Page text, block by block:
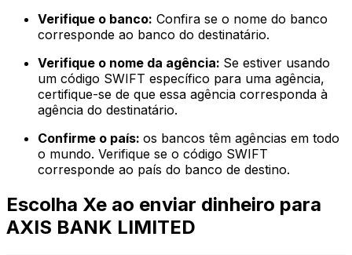
Verifique o banco: Confira se o nome do banco
corresponde ao banco do destinatário.
Verifique o nome da agência: Se estiver usando
um código SWIFT específico para uma agência,
certifique-se de que essa agência corresponda à
agência do destinatário.
Confirme o país: os bancos têm agências em todo
o mundo. Verifique se o código SWIFT
corresponde ao país do banco de destino.
Escolha Xe ao enviar dinheiro para
AXIS BANK LIMITED